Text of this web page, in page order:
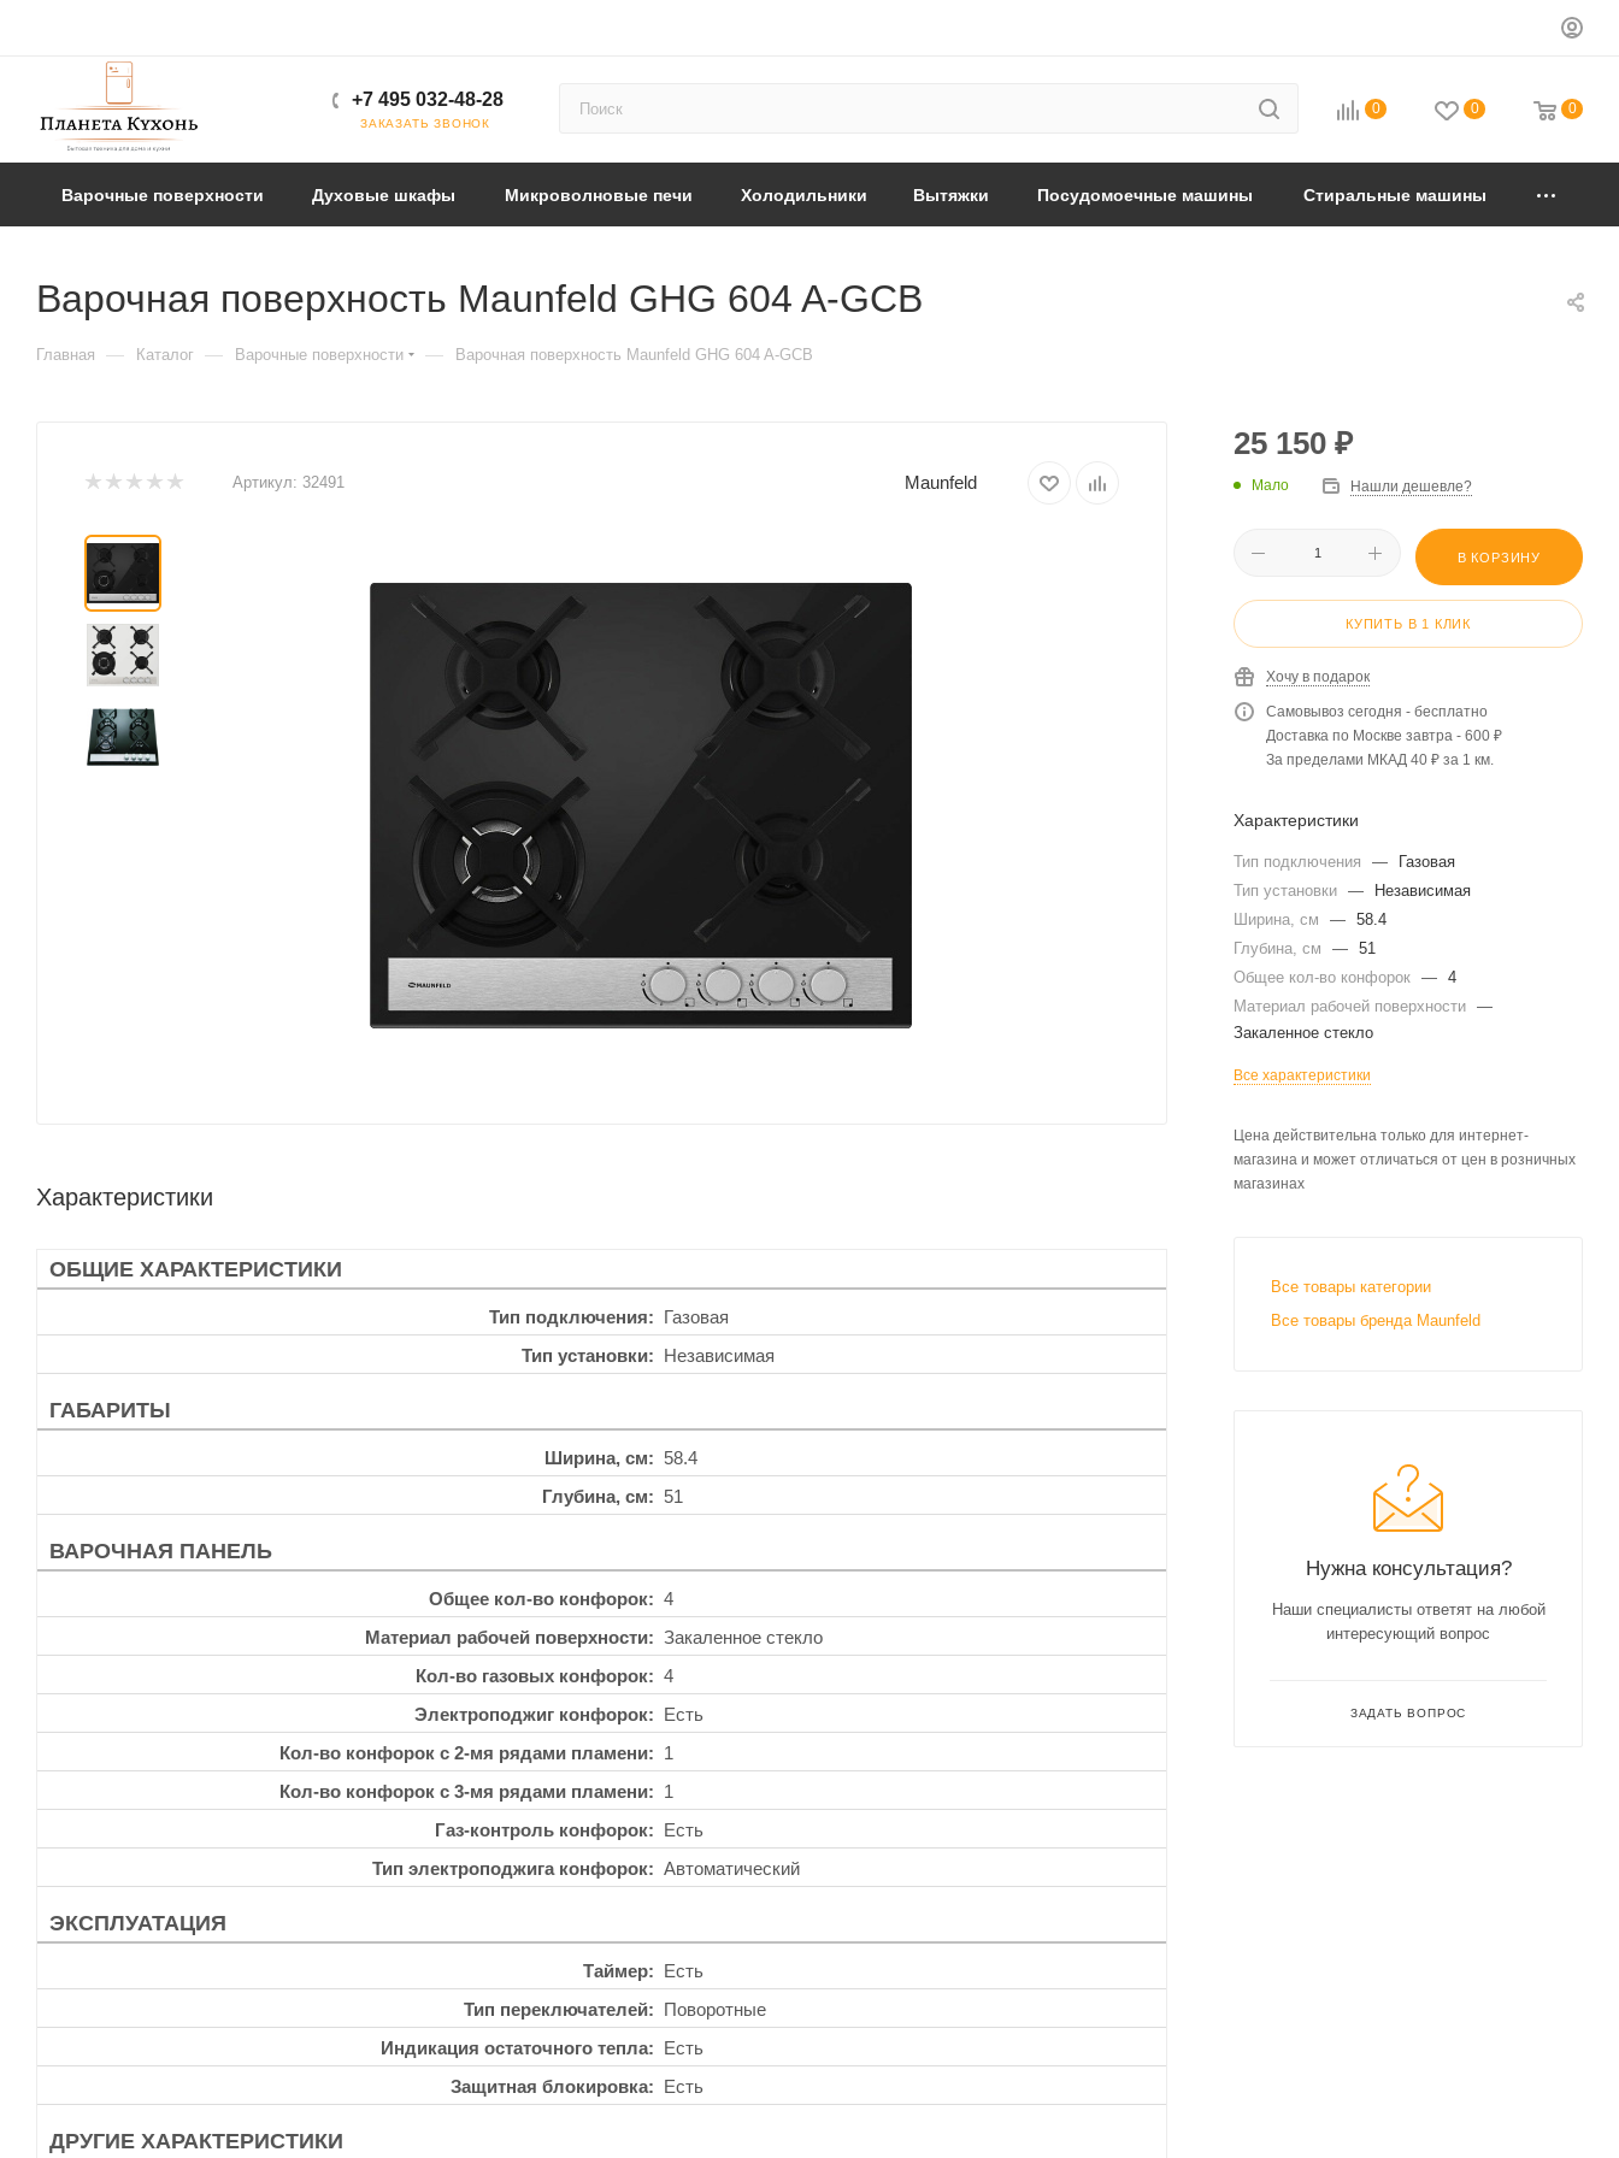
+7 495 032-48-28
ЗАКАЗАТЬ ЗВОНОК
0 0 0
Варочные поверхности Духовые шкафы Микроволновые печи Холодильники Вытяжки Посудомоечные машины Стиральные машины
Варочная поверхность Maunfeld GHG 604 A-GCB
Главная — Каталог — Варочные поверхности — Варочная поверхность Maunfeld GHG 604 A-GCB
Артикул: 32491 Maunfeld
Характеристики
ОБЩИЕ ХАРАКТЕРИСТИКИ
Тип подключения
Газовая
Тип установки
Независимая
ГАБАРИТЫ
Ширина, см
58.4
Глубина, см
51
ВАРОЧНАЯ ПАНЕЛЬ
Общее кол-во конфорок
4
Материал рабочей поверхности
Закаленное стекло
Кол-во газовых конфорок
4
Электроподжиг конфорок
Есть
Кол-во конфорок с 2-мя рядами пламени
1
Кол-во конфорок с 3-мя рядами пламени
1
Газ-контроль конфорок
Есть
Тип электроподжига конфорок
Автоматический
ЭКСПЛУАТАЦИЯ
Таймер
Есть
Тип переключателей
Поворотные
Индикация остаточного тепла
Есть
Защитная блокировка
Есть
ДРУГИЕ ХАРАКТЕРИСТИКИ
25 150 ₽
Мало Нашли дешевле?
В КОРЗИНУ
КУПИТЬ В 1 КЛИК
Хочу в подарок
Самовывоз сегодня - бесплатно
Доставка по Москве завтра - 600 ₽
За пределами МКАД 40 ₽ за 1 км.
Характеристики
Тип подключения —
Газовая
Тип установки —
Независимая
Ширина, см
— 58.4
Глубина, см
— 51
Общее кол-во конфорок — 4
Материал рабочей поверхности —
Закаленное стекло
Все характеристики
Цена действительна только для интернет-
магазина и может отличаться от цен в розничных
магазинах
Все товары категории
Все товары бренда Maunfeld
Нужна консультация?
Наши специалисты ответят на любой
интересующий вопрос
ЗАДАТЬ ВОПРОС